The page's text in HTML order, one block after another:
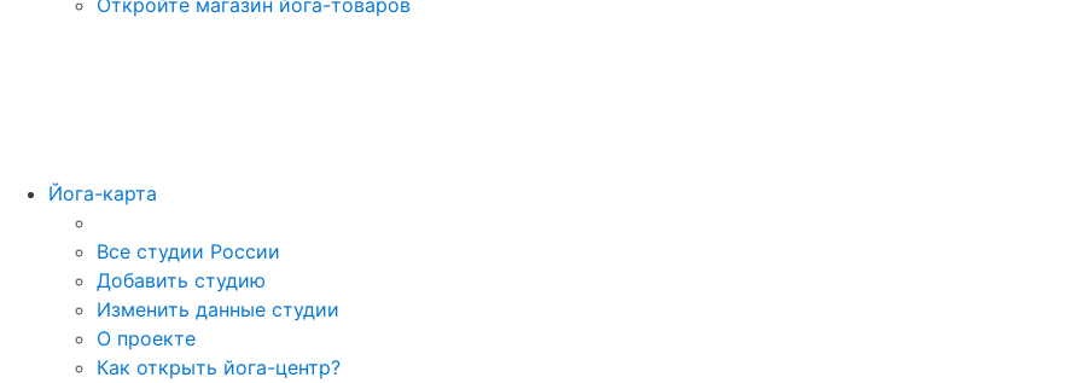
Откройте магазин йога-товаров
Йога-карта
Все студии России
Добавить студию
Изменить данные студии
О проекте
Как открыть йога-центр?